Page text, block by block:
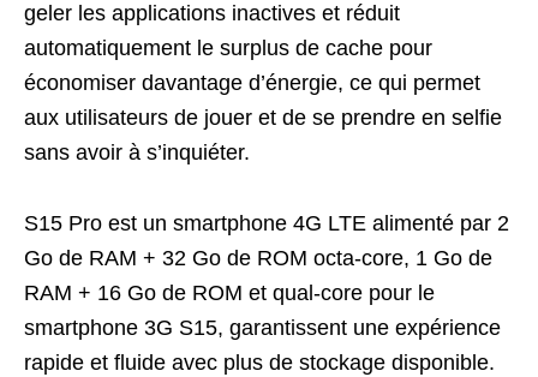
geler les applications inactives et réduit
automatiquement le surplus de cache pour
économiser davantage d’énergie, ce qui permet
aux utilisateurs de jouer et de se prendre en selfie
sans avoir à s’inquiéter.
S15 Pro est un smartphone 4G LTE alimenté par 2
Go de RAM + 32 Go de ROM octa-core, 1 Go de
RAM + 16 Go de ROM et qual-core pour le
smartphone 3G S15, garantissent une expérience
rapide et fluide avec plus de stockage disponible.